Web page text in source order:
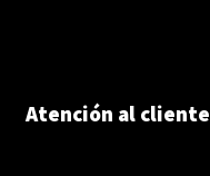
Atención al cliente